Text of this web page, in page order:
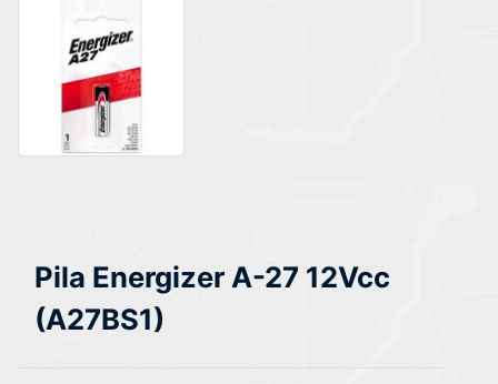
Pila Energizer A-27 12Vcc
(A27BS1)